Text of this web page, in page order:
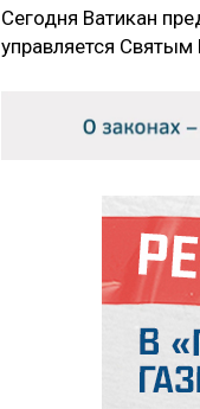
Сегодня Ватикан
управляется